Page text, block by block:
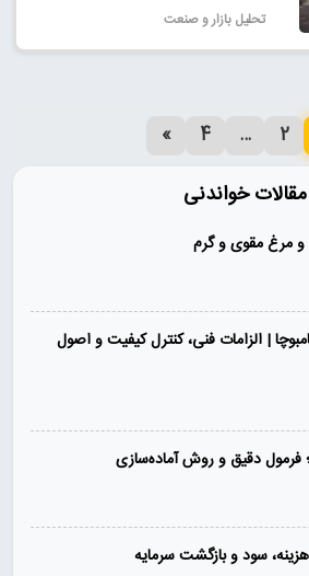
تحلیل بازار و صنعت
2
…
4
»
مقالات خواندنی
و مرغ مقوی و گرم
| الزامات فنی، کنترل کیفیت و اصول
فرمول دقیق و روش آماده‌سازی
سود و بازگشت سرمایه